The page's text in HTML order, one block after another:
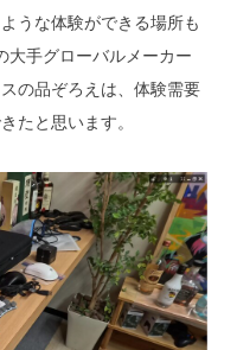
うな体験ができる場所も
大手グローバルメーカー
の品ぞろえは、体験需要
たと思います。